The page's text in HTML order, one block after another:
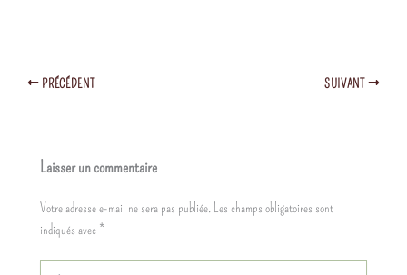
PRÉCÉDENT SUIVANT
Laisser un commentaire
Votre adresse e-mail ne sera pas publiée. Les champs obligatoires sont
indiqués avec *